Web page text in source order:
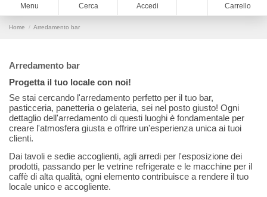
Menu Cerca Accedi Carrello
Home Arredamento bar
Arredamento bar
Progetta il tuo locale con noi!
Se stai cercando l'arredamento perfetto per il tuo bar,
pasticceria, panetteria o gelateria, sei nel posto giusto! Ogni
dettaglio dell'arredamento di questi luoghi è fondamentale per
creare l'atmosfera giusta e offrire un'esperienza unica ai tuoi
clienti.
Dai tavoli e sedie accoglienti, agli arredi per l'esposizione dei
prodotti, passando per le vetrine refrigerate e le macchine per il
caffè di alta qualità, ogni elemento contribuisce a rendere il tuo
locale unico e accogliente.